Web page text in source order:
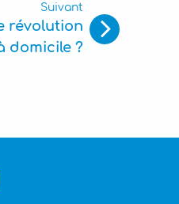
Suivant
révolution
domicile ?